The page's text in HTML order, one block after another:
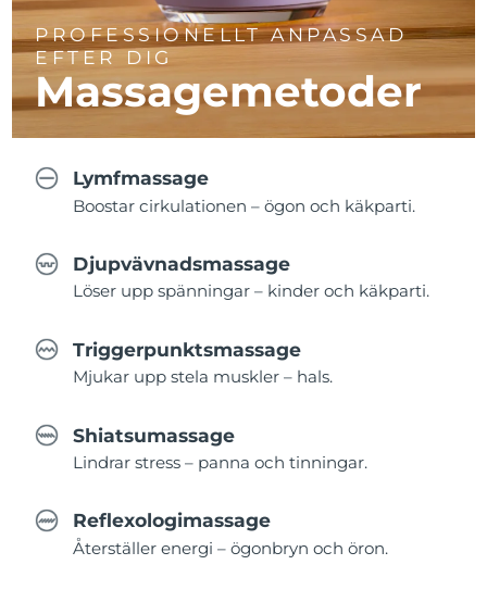
PROFESSIONELLT ANPASSAD
EFTER DIG
Massagemetoder
Lymfmassage
Boostar cirkulationen – ögon och käkparti.
Djupvävnadsmassage
Löser upp spänningar – kinder och käkparti.
Triggerpunktsmassage
Mjukar upp stela muskler – hals.
Shiatsumassage
Lindrar stress – panna och tinningar.
Reflexologimassage
Återställer energi – ögonbryn och öron.